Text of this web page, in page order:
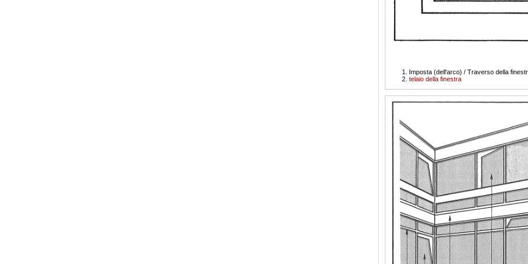
Imposta (dell'arco) / Traverso della
telaio della finestra